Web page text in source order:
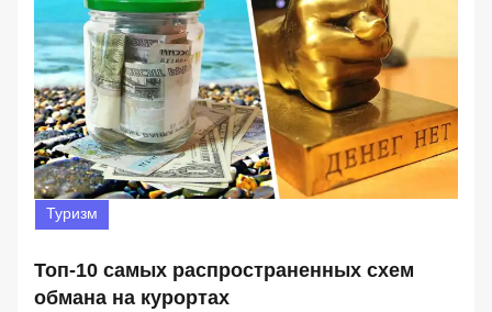
Туризм
Топ-10 самых распространенных схем
обмана на курортах